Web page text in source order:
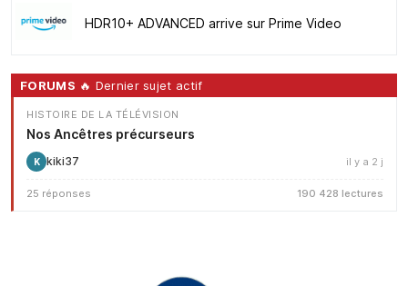
HDR10+ ADVANCED arrive sur Prime Video
FORUMS 🔥 Dernier sujet actif
HISTOIRE DE LA TÉLÉVISION
Nos Ancêtres précurseurs
K kiki37 il y a 2 j
25 réponses 190 428 lectures